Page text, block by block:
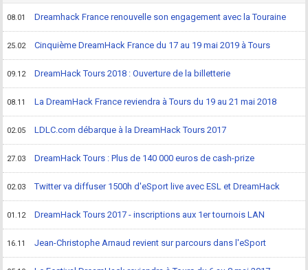
08.01 Dreamhack France renouvelle son engagement avec la Touraine
25.02 Cinquième DreamHack France du 17 au 19 mai 2019 à Tours
09.12 DreamHack Tours 2018 : Ouverture de la billetterie
08.11 La DreamHack France reviendra à Tours du 19 au 21 mai 2018
02.05 LDLC.com débarque à la DreamHack Tours 2017
27.03 DreamHack Tours : Plus de 140 000 euros de cash-prize
02.03 Twitter va diffuser 1500h d'eSport live avec ESL et DreamHack
01.12 DreamHack Tours 2017 - inscriptions aux 1er tournois LAN
16.11 Jean-Christophe Arnaud revient sur parcours dans l'eSport